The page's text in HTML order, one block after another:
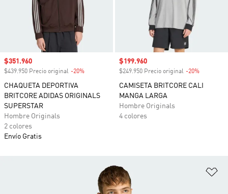
Precio de venta
$351.960
$439.950 Precio original -20%
CHAQUETA DEPORTIVA
BRITCORE ADIDAS ORIGINALS
SUPERSTAR
Hombre Originals
2 colores
Envío Gratis
Precio de venta
$199.960
$249.950 Precio original -20%
CAMISETA BRITCORE CALI
MANGA LARGA
Hombre Originals
4 colores